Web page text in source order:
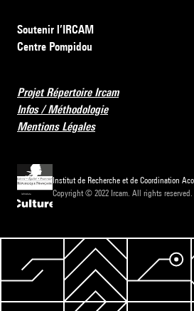
Soutenir l’IRCAM
Centre Pompidou
Projet Répertoire Ircam
Infos / Méthodologie
Mentions Légales
Institut de Recherche et de Coordination
Copyright © 2022 Ircam. All rights reserved.